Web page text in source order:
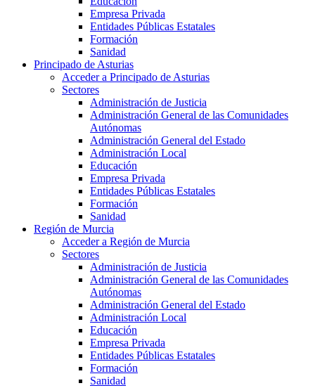
Empresa Privada
Entidades Públicas Estatales
Formación
Sanidad
Principado de Asturias
Acceder a Principado de Asturias
Sectores
Administración de Justicia
Administración General de las Comunidades
Autónomas
Administración General del Estado
Administración Local
Educación
Empresa Privada
Entidades Públicas Estatales
Formación
Sanidad
Región de Murcia
Acceder a Región de Murcia
Sectores
Administración de Justicia
Administración General de las Comunidades
Autónomas
Administración General del Estado
Administración Local
Educación
Empresa Privada
Entidades Públicas Estatales
Formación
Sanidad